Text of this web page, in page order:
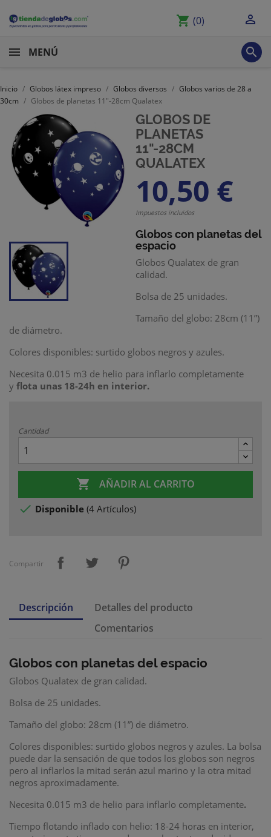
shopping_cart (0) 
MENÚ 
Inicio Globos látex impreso Globos diversos
Globos varios de 28 a
30cm
Globos de planetas 11"-28cm Qualatex
GLOBOS DE
PLANETAS
11"-28CM
QUALATEX
10,50 €
Impuestos incluidos
Globos con planetas del
espacio
Globos Qualatex de gran
calidad.
Bolsa de 25 unidades.
Tamaño del globo: 28cm (11”)
de diámetro.
Colores disponibles: surtido globos negros y azules.
Necesita 0.015 m3 de helio para inflarlo completamente
y flota unas 18-24h en interior.
Cantidad
 AÑADIR AL CARRITO
 Disponible (4 Artículos)
Compartir
Descripción
Detalles del producto
Comentarios
Globos con planetas del espacio
Globos Qualatex de gran calidad.
Bolsa de 25 unidades.
Tamaño del globo: 28cm (11”) de diámetro.
Colores disponibles: surtido globos negros y azules. La bolsa
puede dar la sensación de que todos los globos son negros
pero al inflarlos la mitad serán azul marino y la otra mitad
negros aproximadamente.
Necesita 0.015 m3 de helio para inflarlo completamente.
Tiempo flotando inflado con helio: 18-24 horas en interior,